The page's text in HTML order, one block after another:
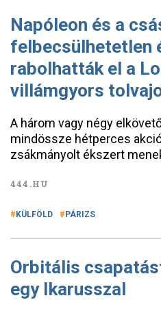
Napóleon és a
felbecsülhetetlen
rabolhatták el a
villámgyors
A három vagy négy
mindössze hétperces
zsákmányolt ékszert
444.HU
KÜLFÖLD PÁRIZS
Orbitális
egy Ikarusszal